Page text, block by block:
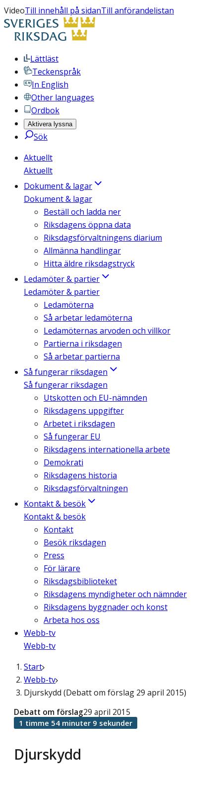
VideoTill innehåll på sidanTill anförandelistan
Lättläst
Teckenspråk
In English
Other languages
Ordbok
Aktivera lyssna
Sök
Aktuellt
Aktuellt
Dokument & lagar
Dokument & lagar
Beställ och ladda ner
Riksdagens öppna data
Riksdagsförvaltningens diarium
Allmänna handlingar
Hitta äldre riksdagstryck
Ledamöter & partier
Ledamöter & partier
Ledamöterna
Så arbetar ledamöterna
Ledamöternas arvoden och villkor
Partierna i riksdagen
Så arbetar partierna
Så fungerar riksdagen
Så fungerar riksdagen
Utskotten och EU-nämnden
Riksdagens uppgifter
Arbetet i riksdagen
Så fungerar EU
Riksdagens internationella arbete
Demokrati
Riksdagens historia
Riksdagsförvaltningen
Kontakt & besök
Kontakt & besök
Kontakt
Besök riksdagen
Press
För lärare
Riksdagsbiblioteket
Riksdagens myndigheter och nämnder
Riksdagens byggnader och konst
Arbeta hos oss
Webb-tv
Webb-tv
Start
Webb-tv
Djurskydd (Debatt om förslag 29 april 2015)
Djurskydd
Debatt om förslag29 april 2015
1 timme 54 minuter 9 sekunder